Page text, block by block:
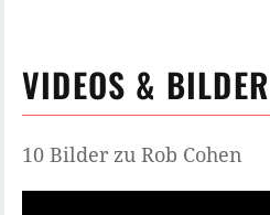
VIDEOS & BILDER
10 Bilder zu Rob Cohen